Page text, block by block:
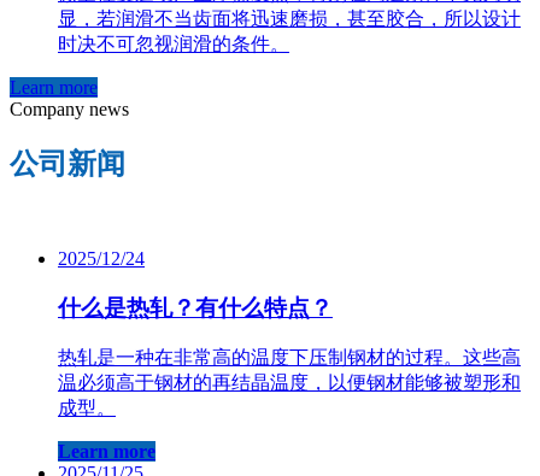
显，若润滑不当齿面将迅速磨损，甚至胶合，所以设计
时决不可忽视润滑的条件。
Learn more
Company news
公司新闻
2025/12/24
什么是热轧？有什么特点？
热轧是一种在非常高的温度下压制钢材的过程。这些高
温必须高于钢材的再结晶温度，以便钢材能够被塑形和
成型。
Learn more